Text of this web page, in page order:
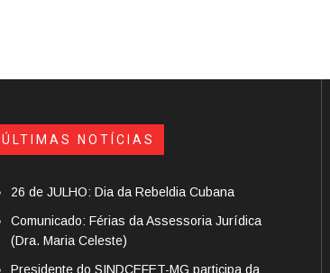
ÚLTIMAS NOTÍCIAS
26 de JULHO: Dia da Rebeldia Cubana
Comunicado: Férias da Assessoria Jurídica
(Dra. Maria Celeste)
Presidente do SINDCEFET-MG participa da